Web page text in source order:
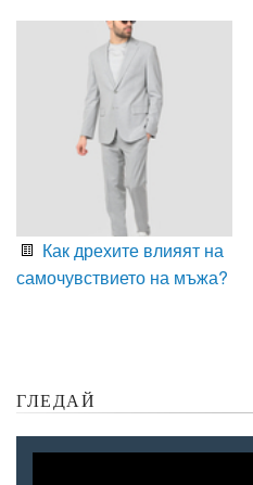
Как дрехите влияят на
самочувствието на мъжа?
ГЛЕДАЙ